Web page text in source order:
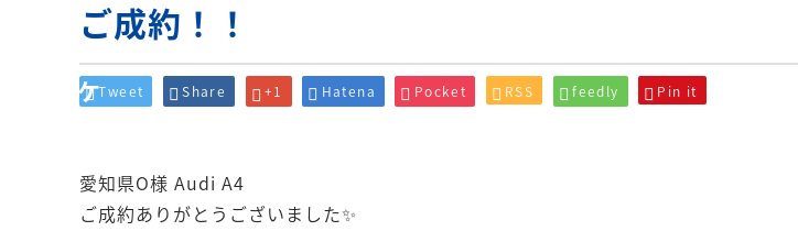
ご成約！！
Tweet Share +1 Hatena Pocket RSS feedly Pin it
愛知県O様 Audi A4
ご成約ありがとうございました✨